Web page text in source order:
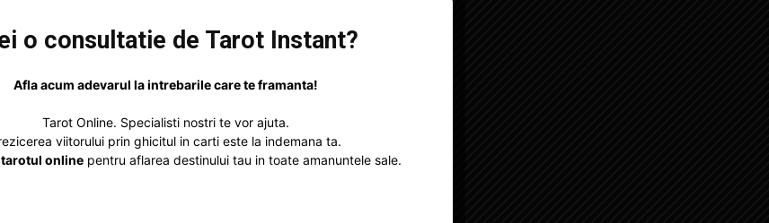
sa schitezi un roman cu carti de
o consultatie de Tarot Instant?
Afla acum adevarul la intrebarile care te framanta!
Tarot Online. Specialisti nostri te vor ajuta.
viitorului prin ghicitul in carti este la indemana ta.
tarotul online pentru aflarea destinului tau in toate amanuntele sale.